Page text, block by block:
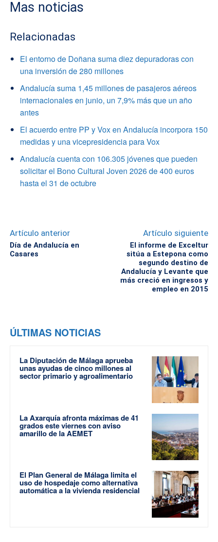
Mas noticias
Relacionadas
El entorno de Doñana suma diez depuradoras con
una inversión de 280 millones
Andalucía suma 1,45 millones de pasajeros aéreos
internacionales en junio, un 7,9% más que un año
antes
El acuerdo entre PP y Vox en Andalucía incorpora 150
medidas y una vicepresidencia para Vox
Andalucía cuenta con 106.305 jóvenes que pueden
solicitar el Bono Cultural Joven 2026 de 400 euros
hasta el 31 de octubre
Artículo anterior
Día de Andalucía en
Casares
Artículo siguiente
El informe de Exceltur
sitúa a Estepona como
segundo destino de
Andalucía y Levante que
más creció en ingresos y
empleo en 2015
ÚLTIMAS NOTICIAS
La Diputación de Málaga aprueba
unas ayudas de cinco millones al
sector primario y agroalimentario
La Axarquía afronta máximas de 41
grados este viernes con aviso
amarillo de la AEMET
El Plan General de Málaga limita el
uso de hospedaje como alternativa
automática a la vivienda residencial